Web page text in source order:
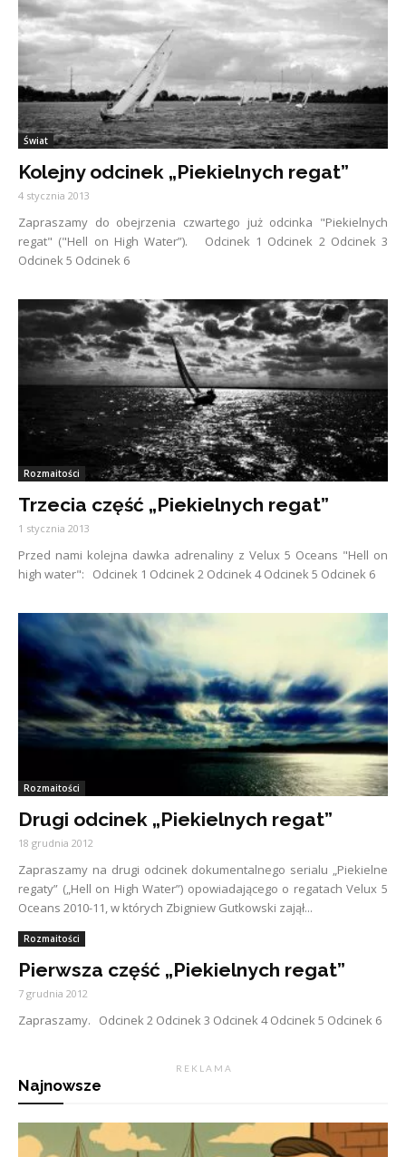
Świat
Kolejny odcinek „Piekielnych regat”
4 stycznia 2013
Zapraszamy do obejrzenia czwartego już odcinka "Piekielnych
regat" ("Hell on High Water”). Odcinek 1 Odcinek 2 Odcinek 3
Odcinek 5 Odcinek 6
Rozmaitości
Trzecia część „Piekielnych regat”
1 stycznia 2013
Przed nami kolejna dawka adrenaliny z Velux 5 Oceans "Hell on
high water": Odcinek 1 Odcinek 2 Odcinek 4 Odcinek 5 Odcinek 6
Rozmaitości
Drugi odcinek „Piekielnych regat”
18 grudnia 2012
Zapraszamy na drugi odcinek dokumentalnego serialu „Piekielne
regaty” („Hell on High Water”) opowiadającego o regatach Velux 5
Oceans 2010-11, w których Zbigniew Gutkowski zajął...
Rozmaitości
Pierwsza część „Piekielnych regat”
7 grudnia 2012
Zapraszamy. Odcinek 2 Odcinek 3 Odcinek 4 Odcinek 5 Odcinek 6
R E K L A M A
Najnowsze